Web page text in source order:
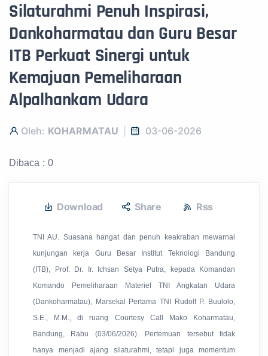
Silaturahmi Penuh Inspirasi,
Dankoharmatau dan Guru Besar
ITB Perkuat Sinergi untuk
Kemajuan Pemeliharaan
Alpalhankam Udara
Oleh: KOHARMATAU 03-06-2026
Dibaca : 0
Download Share Rss
TNI AU. Suasana hangat dan penuh keakraban mewarnai
kunjungan kerja Guru Besar Institut Teknologi Bandung
(ITB), Prof. Dr. Ir. Ichsan Setya Putra, kepada Komandan
Komando Pemeliharaan Materiel TNI Angkatan Udara
(Dankoharmatau), Marsekal Pertama TNI Rudolf P. Buulolo,
S.E., M.M., di ruang Courtesy Call Mako Koharmatau,
Bandung, Rabu (03/06/2026). Pertemuan tersebut tidak
hanya menjadi ajang silaturahmi, tetapi juga momentum